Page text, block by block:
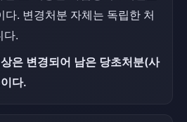
다. 변경처분 자체는 독립한 처
다.
은 변경되어 남은 당초처분(사
다.